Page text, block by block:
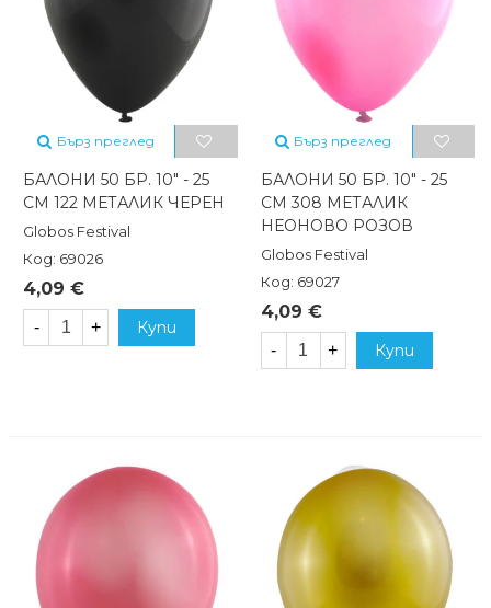
Бърз преглед
БАЛОНИ 50 БР. 10" - 25
СМ 122 МЕТАЛИК ЧЕРЕН
Globos Festival
Код: 69026
4,09 €
- + Купи
Бърз преглед
БАЛОНИ 50 БР. 10" - 25
СМ 308 МЕТАЛИК
НЕОНОВО РОЗОВ
Globos Festival
Код: 69027
4,09 €
- + Купи